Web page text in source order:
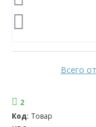
Всего
2
Код: Товар